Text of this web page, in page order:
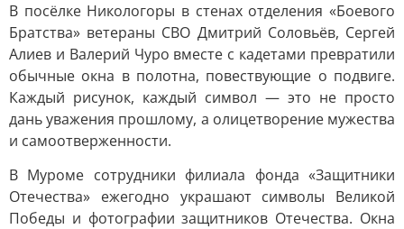
В посёлке Никологоры в стенах отделения «Боевого
Братства» ветераны СВО Дмитрий Соловьёв, Сергей
Алиев и Валерий Чуро вместе с кадетами превратили
обычные окна в полотна, повествующие о подвиге.
Каждый рисунок, каждый символ — это не просто
дань уважения прошлому, а олицетворение мужества
и самоотверженности.
В Муроме сотрудники филиала фонда «Защитники
Отечества» ежегодно украшают символы Великой
Победы и фотографии защитников Отечества. Окна